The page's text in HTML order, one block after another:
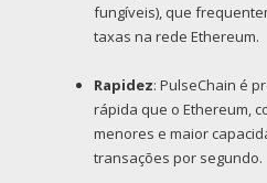
fungíveis), que
taxas na rede Ethereum.
Rapidez: PulseChain é
rápida que o Ethereum,
menores e maior
transações por segundo.